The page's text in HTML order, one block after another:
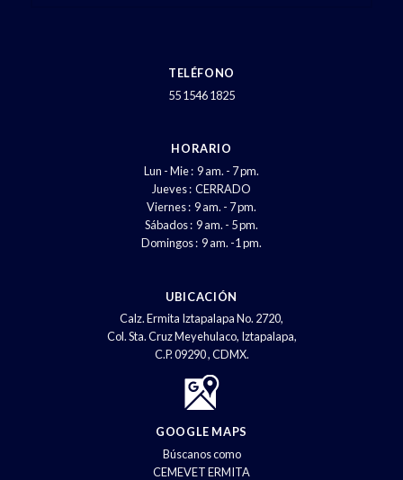
TELÉFONO
55 1546 1825
HORARIO
Lun - Mie : 9 am. - 7 pm.
Jueves : CERRADO
Viernes : 9 am. - 7 pm.
Sábados : 9 am. - 5 pm.
Domingos : 9 am. -1 pm.
UBICACIÓN
Calz. Ermita Iztapalapa No. 2720,
Col. Sta. Cruz Meyehulaco, Iztapalapa,
C.P. 09290 , CDMX.
GOOGLE MAPS
Búscanos como
CEMEVET ERMITA